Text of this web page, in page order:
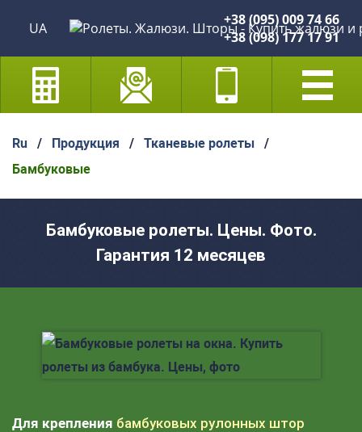
UA
+38 (095) 009 74 66
+38 (098) 177 17 91
Ru / Продукция / Тканевые ролеты
/
Бамбуковые
Бамбуковые ролеты. Цены. Фото.
Гарантия 12 месяцев
Для крепления бамбуковых рулонных штор